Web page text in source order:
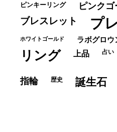
ピンキーリング ピンク
ブレスレット プ
ホワイトゴールド ラボグロウ
リング 上品 占い
指輪 歴史 誕生石